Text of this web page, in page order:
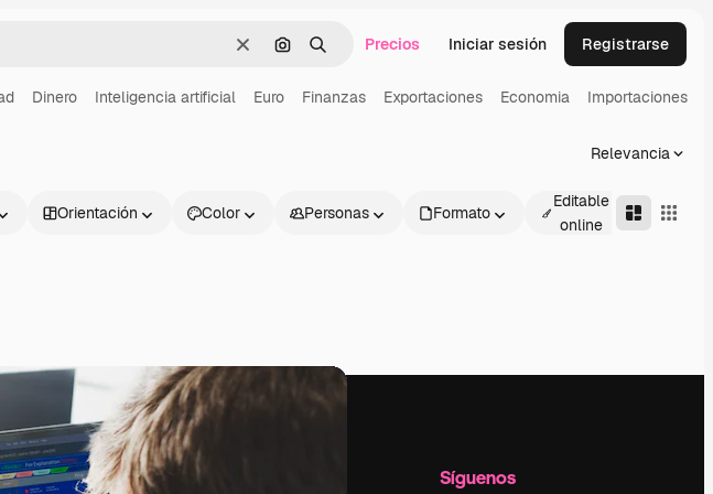
BorrarBuscar por imagen
BuscarPrecios Iniciar sesión Registrarse
Dinero Inteligencia artificial Euro Finanzas Exportaciones Economia Importaciones
Relevancia
Orientación Color Personas Formato
Editable
online
Información útil Síguenos